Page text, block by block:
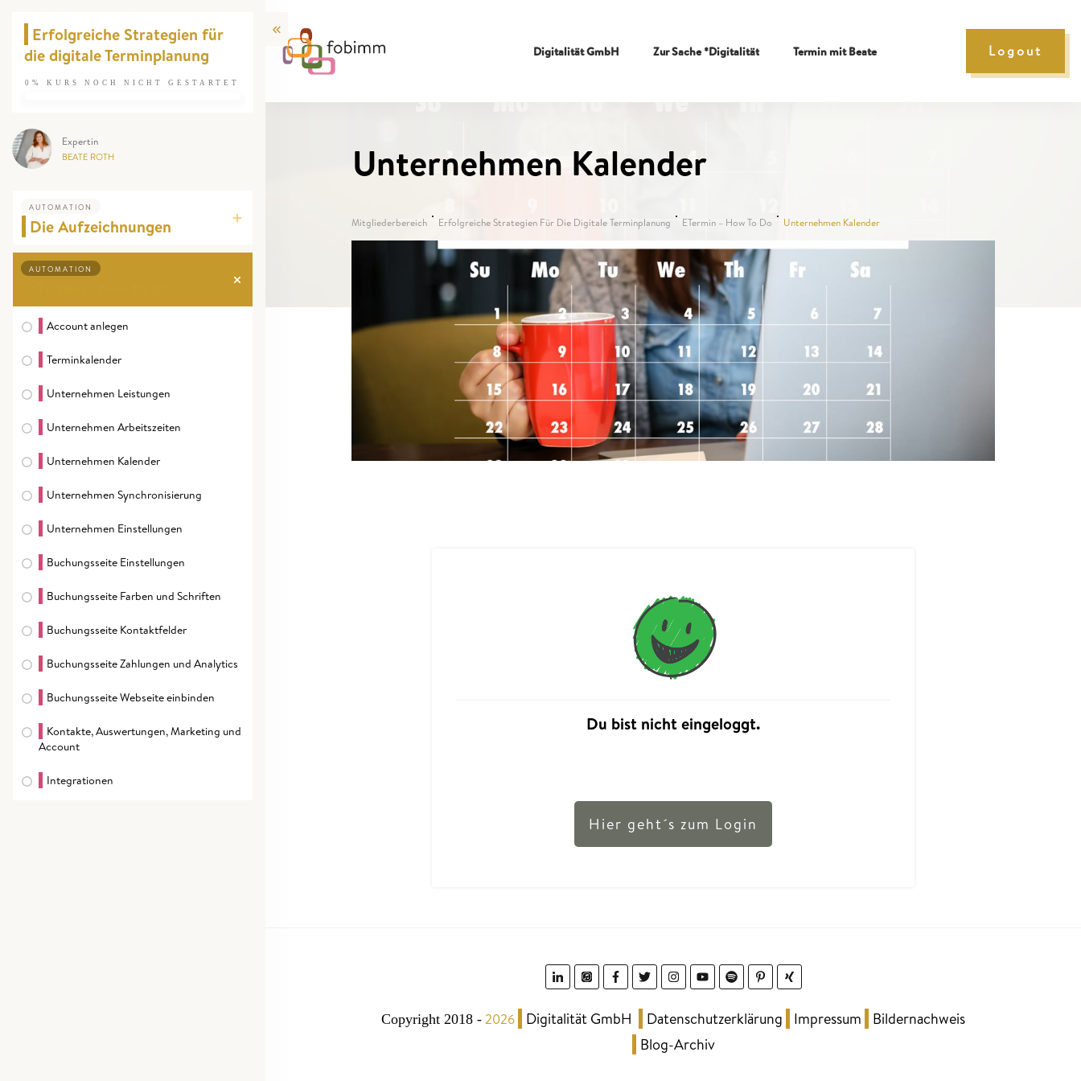
Digitalität GmbH Zur Sache *Digitalität Termin mit Beate Logout
Unternehmen Kalender
Mitgliederbereich Erfolgreiche Strategien Für Die Digitale Terminplanung ETermin – How To Do Unternehmen Kalender
Du bist nicht eingeloggt.
Hier geht´s zum Login
Copyright 2018 - 2026 Digitalität GmbH Datenschutzerklärung Impressum
Bildernachweis
Blog-Archiv
Erfolgreiche Strategien für
die digitale Terminplanung
0% KURS NOCH NICHT GESTARTET
Expertin
BEATE ROTH
AUTOMATION
Die Aufzeichnungen
AUTOMATION
Account anlegen
Terminkalender
Unternehmen Leistungen
Unternehmen Arbeitszeiten
Unternehmen Kalender
Unternehmen Synchronisierung
Unternehmen Einstellungen
Buchungsseite Einstellungen
Buchungsseite Farben und Schriften
Buchungsseite Kontaktfelder
Buchungsseite Zahlungen und Analytics
Buchungsseite Webseite einbinden
Kontakte, Auswertungen, Marketing und
Account
Integrationen